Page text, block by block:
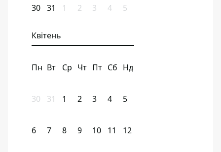
30 31 1 2 3 4 5
Квітень
Пн Вт Ср Чт Пт Сб Нд
30 31 1 2 3 4 5
6 7 8 9 10 11 12